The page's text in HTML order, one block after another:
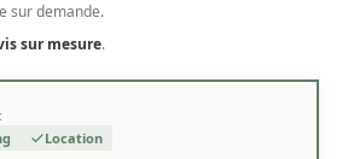
sur demande.
sur mesure.
Location